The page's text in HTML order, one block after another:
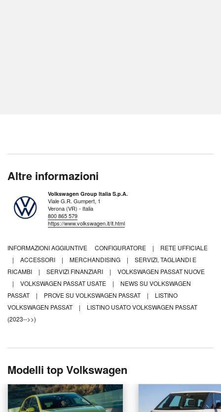
Altre informazioni
Volkswagen Group Italia S.p.A.
Viale G.R. Gumpert, 1
Verona (VR) - Italia
800 865 579
https://www.volkswagen.it/it.html
INFORMAZIONI AGGIUNTIVE CONFIGURATORE |
RETE UFFICIALE
|
ACCESSORI | MERCHANDISING |
SERVIZI, TAGLIANDI E
RICAMBI
| SERVIZI FINANZIARI |
VOLKSWAGEN PASSAT NUOVE
|
VOLKSWAGEN PASSAT USATE |
NEWS SU VOLKSWAGEN
PASSAT
| PROVE SU VOLKSWAGEN PASSAT |
LISTINO
VOLKSWAGEN PASSAT
|
LISTINO USATO VOLKSWAGEN PASSAT
(2023-->>)
Modelli top Volkswagen